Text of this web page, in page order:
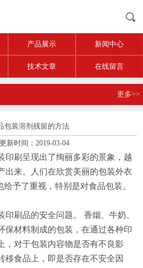
产品展示 新闻中心
技术文章 在线留言
更多>>
包装溶剂残留的方法
新时间：2019-03-04
印刷呈现出了绚丽多彩的景象，越
出来。人们在欣赏美丽的包装外衣
予了重视，特别是对食品包装。
刷品的安全问题。 香烟、牛奶、
保材料制成的包装，在通过各种印
，对于包装内容物是否有不良影
移食品上，即是否存在不安全因